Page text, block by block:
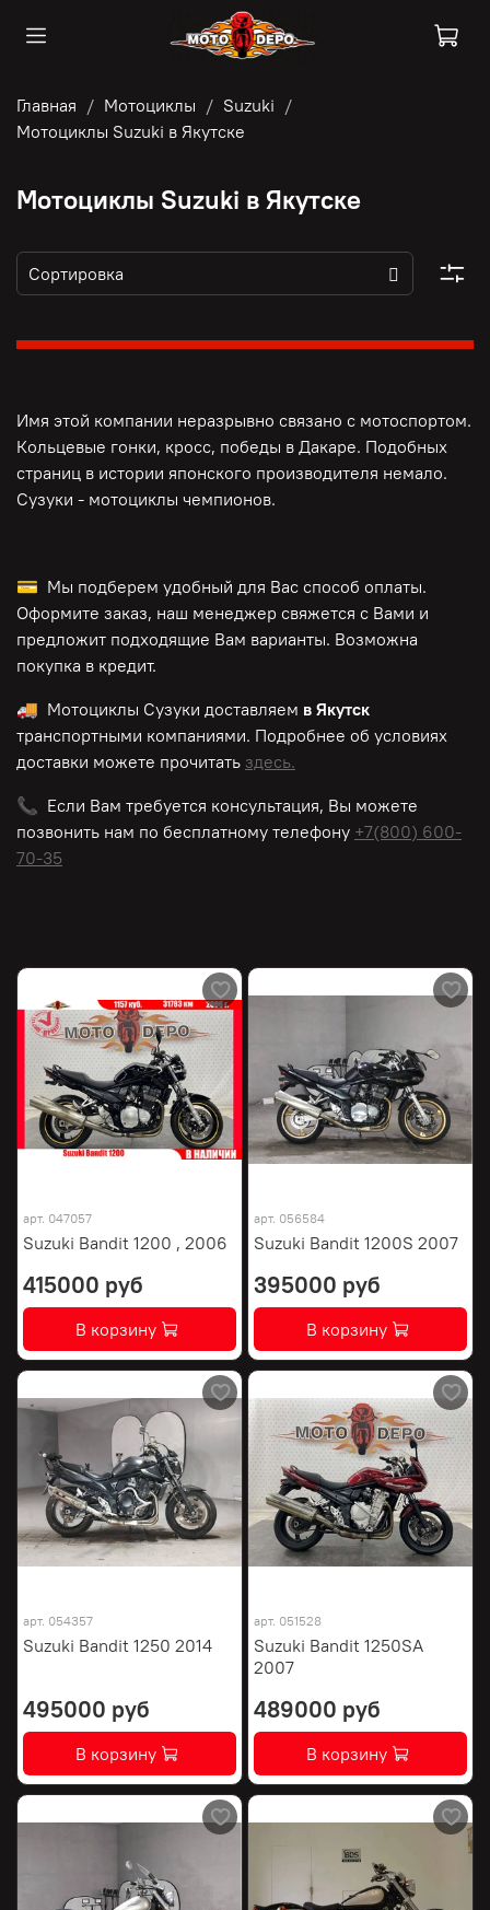
Главная Мотоциклы
Suzuki
Мотоциклы Suzuki в Якутске
Мотоциклы Suzuki в Якутске
Имя этой компании неразрывно связано с мотоспортом.
Кольцевые гонки, кросс, победы в Дакаре. Подобных
страниц в истории японского производителя немало.
Сузуки - мотоциклы чемпионов.
💳 Мы подберем удобный для Вас способ оплаты.
Оформите заказ, наш менеджер свяжется с Вами и
предложит подходящие Вам варианты. Возможна
покупка в кредит.
🚚 Мотоциклы Сузуки доставляем в Якутск
транспортными компаниями. Подробнее об условиях
доставки можете прочитать здесь.
📞 Если Вам требуется консультация, Вы можете
позвонить нам по бесплатному телефону +7(800) 600-
70-35
арт. 047057
Suzuki Bandit 1200 , 2006
415000 руб
В корзину
арт. 056584
Suzuki Bandit 1200S 2007
395000 руб
В корзину
арт. 054357
Suzuki Bandit 1250 2014
495000 руб
В корзину
арт. 051528
Suzuki Bandit 1250SA
2007
489000 руб
В корзину